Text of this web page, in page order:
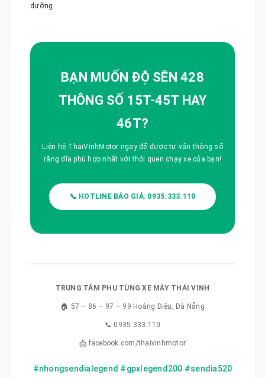
dưỡng.
BẠN MUỐN ĐỘ SÊN 428
THÔNG SỐ 15T-45T HAY
46T?
Liên hệ ThaiVinhMotor ngay để được tư vấn thông số
răng dĩa phù hợp nhất với thói quen chạy xe của bạn!
📞 HOTLINE BÁO GIÁ: 0935.333.110
TRUNG TÂM PHỤ TÙNG XE MÁY THÁI VINH
🏠 57 – 86 – 97 – 99 Hoàng Diệu, Đà Nẵng
📞 0935.333.110
📩 facebook.com/thaivinhmotor
#nhongsendialegend #gpxlegend200 #sendia520